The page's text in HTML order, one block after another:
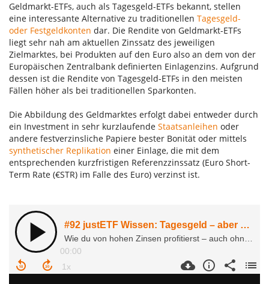
Geldmarkt-ETFs, auch als Tagesgeld-ETFs bekannt, stellen
eine interessante Alternative zu traditionellen Tagesgeld-
oder Festgeldkonten dar. Die Rendite von Geldmarkt-ETFs
liegt sehr nah am aktuellen Zinssatz des jeweiligen
Zielmarktes, bei Produkten auf den Euro also an dem von der
Europäischen Zentralbank definierten Einlagenzins. Aufgrund
dessen ist die Rendite von Tagesgeld-ETFs in den meisten
Fällen höher als bei traditionellen Sparkonten.
Die Abbildung des Geldmarktes erfolgt dabei entweder durch
ein Investment in sehr kurzlaufende Staatsanleihen oder
andere festverzinsliche Papiere bester Bonität oder mittels
synthetischer Replikation einer Einlage, die mit dem
entsprechenden kurzfristigen Referenzzinssatz (Euro Short-
Term Rate (€STR) im Falle des Euro) verzinst ist.
Wir benötigen Ihre Zustimmung, um den